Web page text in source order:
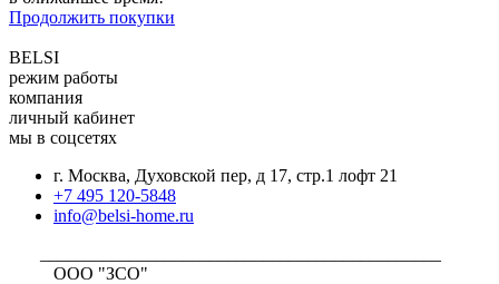
Продолжить покупки
BELSI
режим работы
компания
личный кабинет
мы в соцсетях
г. Москва, Духовской пер, д 17, стр.1 лофт 21
+7 495 120-5848
info@belsi-home.ru
ООО "ЗСО"